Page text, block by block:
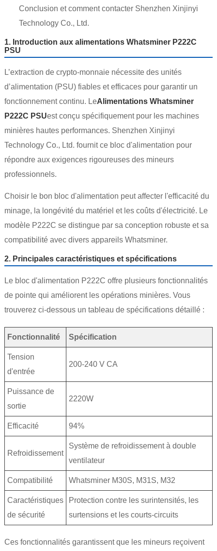
Conclusion et comment contacter Shenzhen Xinjinyi
Technology Co., Ltd.
1. Introduction aux alimentations Whatsminer P222C
PSU
L’extraction de crypto-monnaie nécessite des unités
d’alimentation (PSU) fiables et efficaces pour garantir un
fonctionnement continu. LeAlimentations Whatsminer
P222C PSUest conçu spécifiquement pour les machines
minières hautes performances. Shenzhen Xinjinyi
Technology Co., Ltd. fournit ce bloc d'alimentation pour
répondre aux exigences rigoureuses des mineurs
professionnels.
Choisir le bon bloc d'alimentation peut affecter l'efficacité du
minage, la longévité du matériel et les coûts d'électricité. Le
modèle P222C se distingue par sa conception robuste et sa
compatibilité avec divers appareils Whatsminer.
2. Principales caractéristiques et spécifications
Le bloc d'alimentation P222C offre plusieurs fonctionnalités
de pointe qui améliorent les opérations minières. Vous
trouverez ci-dessous un tableau de spécifications détaillé :
Fonctionnalité Spécification
Tension
d'entrée
200-240 V CA
Puissance de
sortie
2220W
Efficacité 94%
Refroidissement
Système de refroidissement à double
ventilateur
Compatibilité Whatsminer M30S, M31S, M32
Caractéristiques
de sécurité
Protection contre les surintensités, les
surtensions et les courts-circuits
Ces fonctionnalités garantissent que les mineurs reçoivent